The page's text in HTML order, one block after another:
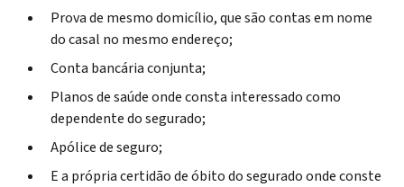
Prova de mesmo domicílio, que são contas em nome
do casal no mesmo endereço;
Conta bancária conjunta;
Planos de saúde onde consta interessado como
dependente do segurado;
Apólice de seguro;
E a própria certidão de óbito do segurado onde conste